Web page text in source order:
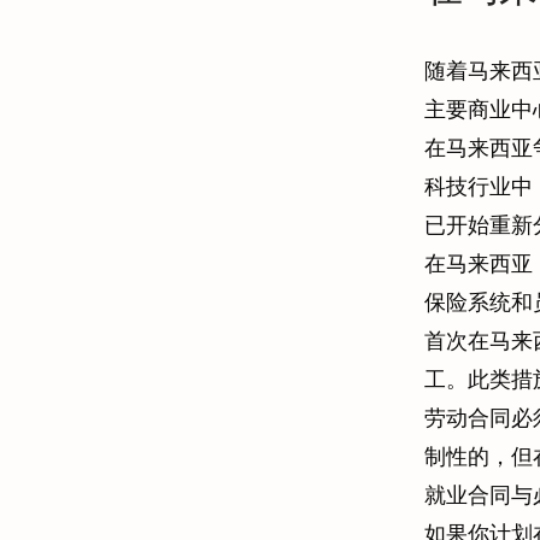
随着马来
主要商业
在马来西
科技行业
已开始重
在马来西
保险系统
首次在马
工。此类
劳动合同
制性的，
就业合同与
如果你计